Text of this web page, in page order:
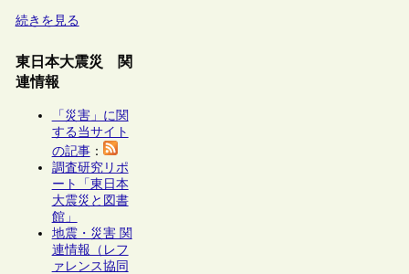
続きを見る
東日本大震災 関
連情報
「災害」に関
する当サイト
の記事：
調査研究リポ
ート「東日本
大震災と図書
館」
地震・災害 関
連情報（レフ
ァレンス協同